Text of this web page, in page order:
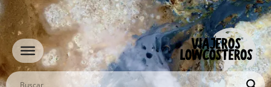
Ir
al
contenido